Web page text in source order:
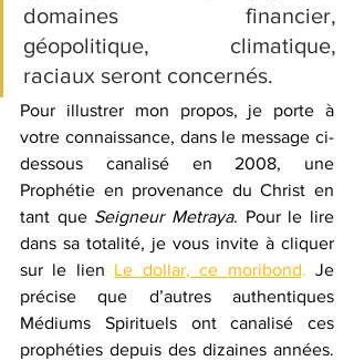
domaines financier,
géopolitique, climatique,
raciaux seront concernés.
Pour illustrer mon propos, je porte à
votre connaissance, dans le message ci-
dessous canalisé en 2008, une
Prophétie en provenance du Christ en
tant que Seigneur Metraya. Pour le lire
dans sa totalité, je vous invite à cliquer
sur le lien Le dollar, ce moribond. Je
précise que d’autres authentiques
Médiums Spirituels ont canalisé ces
prophéties depuis des dizaines années.